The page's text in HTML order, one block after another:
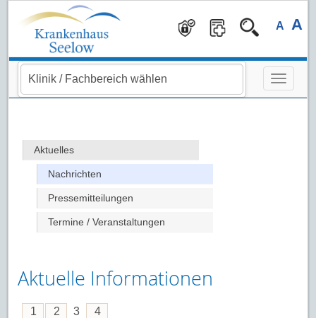
A A
Aktuelles
Nachrichten
Pressemitteilungen
Termine / Veranstaltungen
Aktuelle Informationen
1 2 3 4